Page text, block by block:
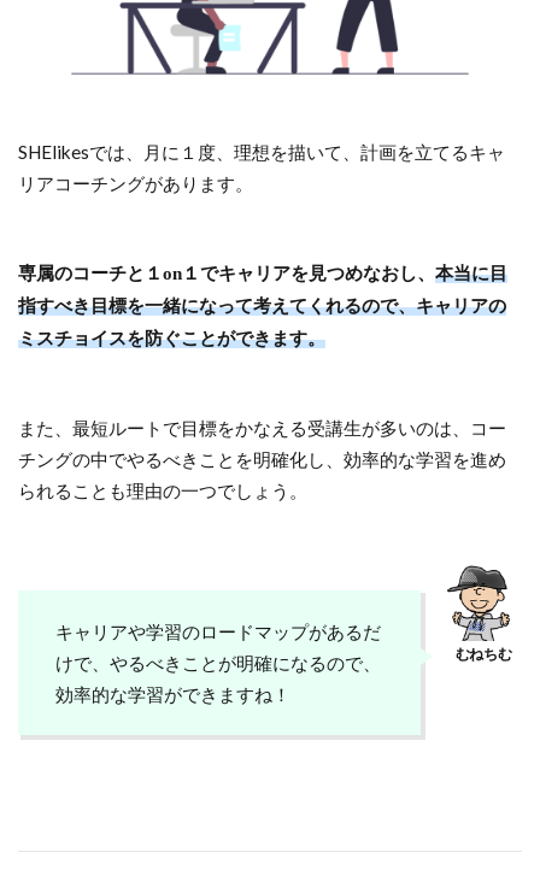
引用：SHE shares
SHElikesでは、月に１度、理想を描いて、計画を立てるキャ
リアコーチングがあります。
専属のコーチと１on１でキャリアを見つめなおし、 本当に目
指すべき目標を一緒になって考えてくれるので、キャリアの
ミスチョイスを防ぐことができます。
また、最短ルートで目標をかなえる受講生が多いのは、コー
チングの中でやるべきことを明確化し、効率的な学習を進め
られることも理由の一つでしょう。
キャリアや学習のロードマップがあるだ
けで、やるべきことが明確になるので、
効率的な学習ができますね！